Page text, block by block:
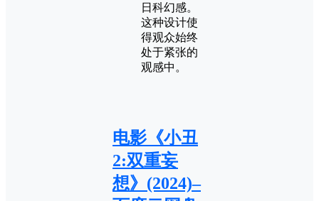
日科幻感。
这种设计使
得观众始终
处于紧张的
观感中。
电影《小丑
2:双重妄
想》(2024)–